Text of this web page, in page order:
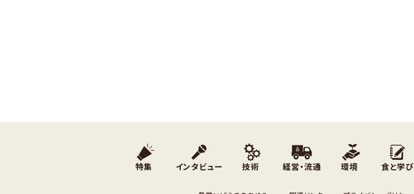
特集 インタビュー 技術 経営・流通 環境 食と学び